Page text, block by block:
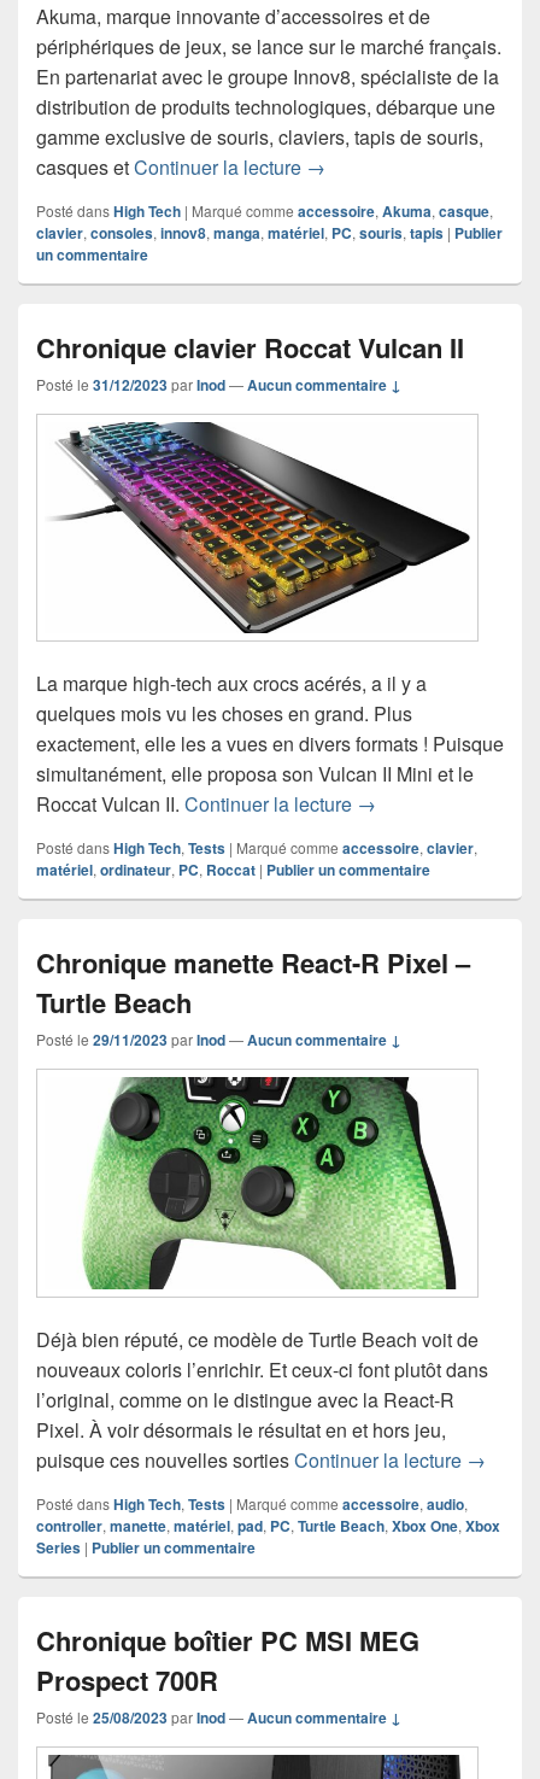
Akuma, marque innovante d’accessoires et de
périphériques de jeux, se lance sur le marché français.
En partenariat avec le groupe Innov8, spécialiste de la
distribution de produits technologiques, débarque une
gamme exclusive de souris, claviers, tapis de souris,
casques etContinuer la lecture Déferlement
→
Posté dansHigh Tech | Marqué comme accessoire, Akuma, casque,
clavier, consoles, innov8, manga, matériel, PC, souris, tapis | Publier
un commentaire
Chronique clavier Roccat Vulcan II
Posté le 31/12/2023parInod—Aucun commentaire ↓
La marque high-tech aux crocs acérés, a il y a
quelques mois vu les choses en grand. Plus
exactement, elle les a vues en divers formats ! Puisque
simultanément, elle proposa son Vulcan II Mini et le
Roccat Vulcan II. Continuer la lecture Chronique clavier
→
Posté dansHigh Tech, Tests | Marqué comme accessoire, clavier,
matériel, ordinateur, PC, Roccat | Publier un commentaire
Chronique manette React-R Pixel –
Turtle Beach
Posté le 29/11/2023parInod—Aucun commentaire ↓
Déjà bien réputé, ce modèle de Turtle Beach voit de
nouveaux coloris l’enrichir. Et ceux-ci font plutôt dans
l’original, comme on le distingue avec la React-R
Pixel. À voir désormais le résultat en et hors jeu,
puisque ces nouvelles sortiesContinuer la lecture →
Posté dansHigh Tech, Tests | Marqué comme accessoire, audio,
controller, manette, matériel, pad, PC, Turtle Beach, Xbox One, Xbox
Series | Publier un commentaire
Chronique boîtier PC MSI MEG
Prospect 700R
Posté le 25/08/2023parInod—Aucun commentaire ↓